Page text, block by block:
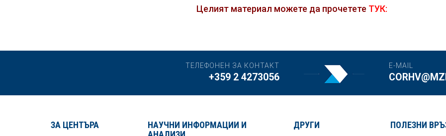
Целият материал можете да прочетете ТУК:
ТЕЛЕФОНЕН ЗА КОНТАКТ
+359 2 4273056
E-MAIL
ЗА ЦЕНТЪРА
НАУЧНИ ИНФОРМАЦИИ И
ДРУГИ ПОЛЕЗНИ